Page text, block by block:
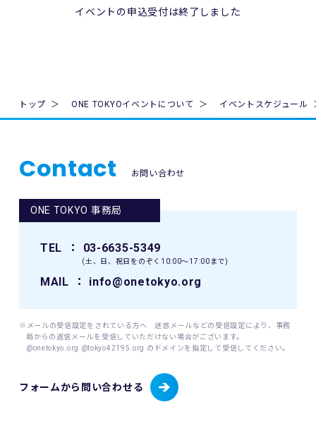
び利用の権利は主催者に属します。
されるものとします。
宜の場所に掲示（及び登録されたメールアドレスへの通知
12. 本イベントに関連して生ずる一切の紛争については、東
1. 法令、国が定める指針その他の規範の遵守について
程」といいます。）を遵守し、厳正な管理のもとで行いま
当財団は、個人情報の取得、利用及び提供を必要とする場合
には、日本工業規格「個人情報保護マネジメントシステム 要
護マネジメントシステムを遵守し、厳正な管理のもとで行い
よる（ご本人が未成年者（18歳未満）の場合はその親権者の
同意を得た）情報の提供(登録、申込等)によることを原則と
します。
内でこれを行います。
(1) 取り扱う個人情報
・東京マラソン等にご応募いただく場合
・東京マラソン等を通じて寄付をしていただく場合
イベントの申込受付は終了しました
トップ ONE TOKYOイベントについて イベントスケジュール
Contact お問い合わせ
フォームから問い合わせる
ONE TOKYO 事務局
TEL ： 03-6635-5349
(土、日、祝日をのぞく10:00〜17:00まで)
MAIL ： info@onetokyo.org
※メールの受信設定をされている方へ 迷惑メールなどの受信設定により、事務
局からの返信メールを受信していただけない場合がございます。
@onetokyo.org @tokyo42195.org のドメインを指定して受信してください。